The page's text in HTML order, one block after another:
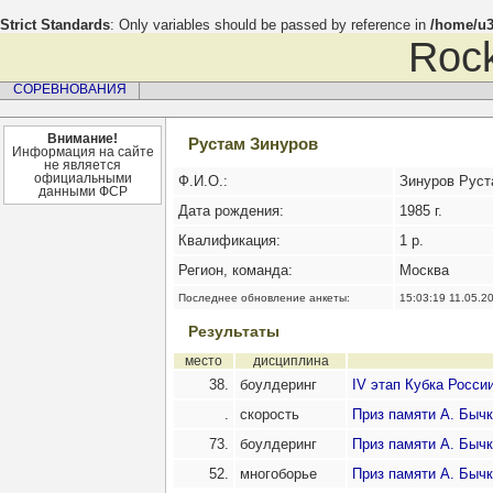
Strict Standards: Only variables should be passed by reference in /home/
СОРЕВНОВАНИЯ
Внимание!
Информация на сайте
не является
официальными
данными ФСР
Рустам Зинуров
Ф.И.О.:
Зинуров
Дата рождения:
1985 г.
Квалификация:
1 р.
Регион, команда:
Москва
Последнее обновление анкеты: 15:03:19
Результаты
место дисциплина
38. боулдеринг
IV этап Кубка
скорость
Приз памяти А.
73.
боулдеринг
Приз памяти А.
52.
многоборье Приз памяти А.